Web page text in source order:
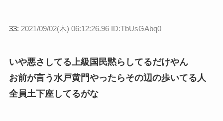
33: 2021/09/02(木) 06:12:26.96 ID:TbUsGAbq0
いや悪さしてる上級国民黙らしてるだけやん
お前が言う水戸黄門やったらその辺の歩いてる人
全員土下座してるがな